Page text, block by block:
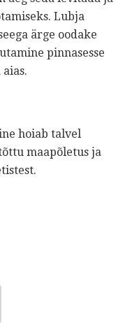
Lubja
ärge oodake
pinnasesse
hoiab talvel
maapõletus ja